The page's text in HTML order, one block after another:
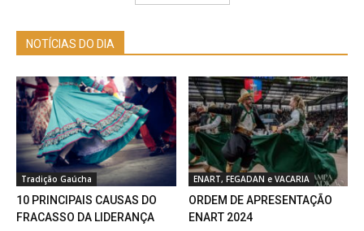
NOTÍCIAS DO DIA
Tradição Gaúcha
10 PRINCIPAIS CAUSAS DO
FRACASSO DA LIDERANÇA
ENART, FEGADAN e VACARIA
ORDEM DE APRESENTAÇÃO
ENART 2024